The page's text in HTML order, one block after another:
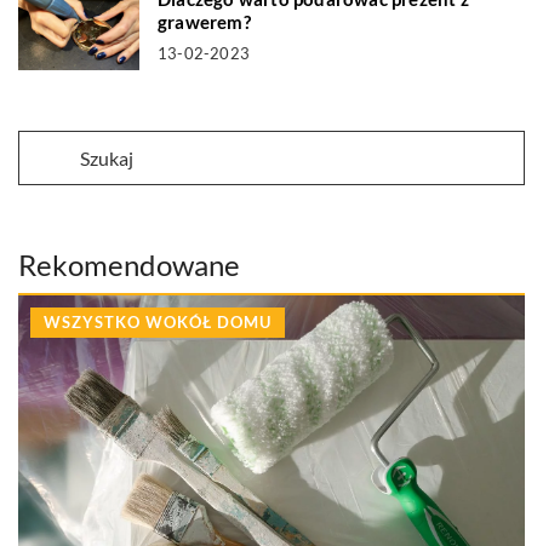
grawerem?
13-02-2023
Rekomendowane
WSZYSTKO WOKÓŁ DOMU